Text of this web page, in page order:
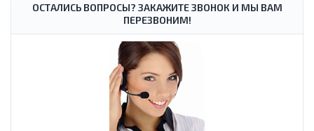
ОСТАЛИСЬ ВОПРОСЫ? ЗАКАЖИТЕ ЗВОНОК И МЫ ВАМ
ПЕРЕЗВОНИМ!